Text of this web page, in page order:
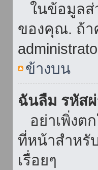
ในข้อมูลส่
ของคุณ. ถ้า
ข้างบน
ฉันลืม รหัส
อย่าเพิ่งต
ที่หน้าสำหรั
เรื่อยๆ